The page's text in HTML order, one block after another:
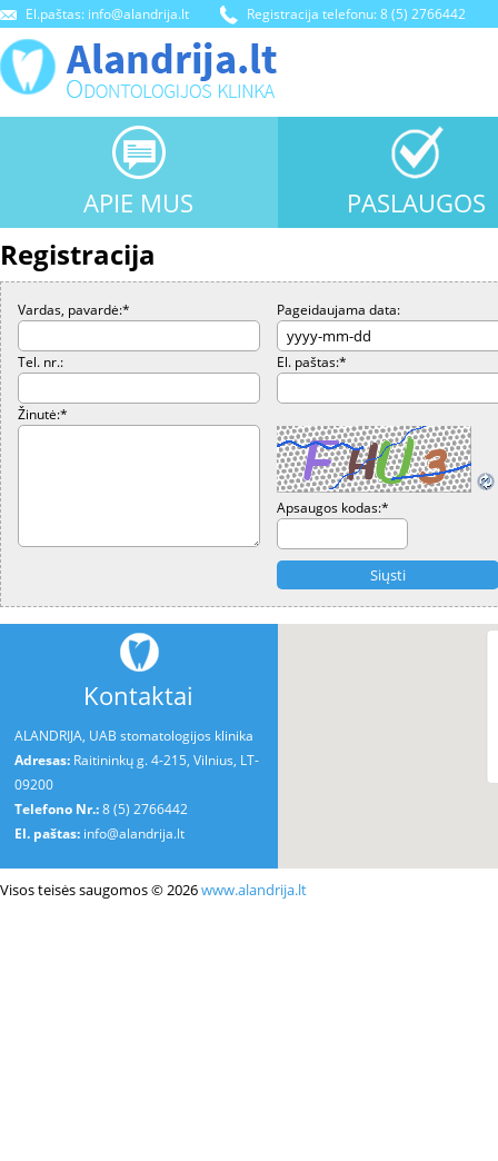
El.paštas: info@alandrija.lt Registracija telefonu: 8 (5) 2766442
APIE MUS PASLAUGOS
Registracija
Vardas, pavardė:* Pageidaujama data:
Tel. nr.: El. paštas:*
Žinutė:*
Apsaugos kodas:*
Kontaktai
ALANDRIJA, UAB stomatologijos klinika
Adresas: Raitininkų g. 4-215, Vilnius, LT-
09200
Telefono Nr.:8 (5) 2766442
El. paštas: info@alandrija.lt
Visos teisės saugomos © 2026www.alandrija.lt